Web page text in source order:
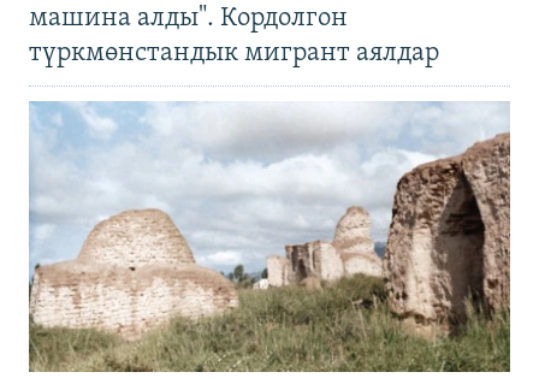
машина алды". Кордолгон
түркмөнстандык мигрант аялдар